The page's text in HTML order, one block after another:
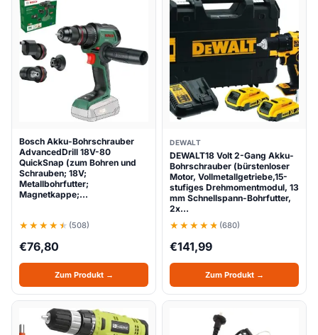
Bosch Akku-Bohrschrauber
AdvancedDrill 18V-80
QuickSnap (zum Bohren und
Schrauben; 18V;
Metallbohrfutter;
Magnetkappe;…
(508)
€76,80
Zum Produkt →
DEWALT
DEWALT18 Volt 2-Gang Akku-
Bohrschrauber (bürstenloser
Motor, Vollmetallgetriebe,15-
stufiges Drehmomentmodul, 13
mm Schnellspann-Bohrfutter,
2x…
(680)
€141,99
Zum Produkt →